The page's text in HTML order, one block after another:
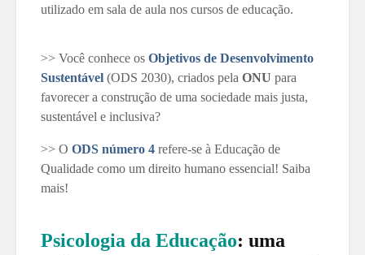
utilizado em sala de aula nos cursos de educação.
>> Você conhece os Objetivos de Desenvolvimento
Sustentável (ODS 2030), criados pela ONU para
favorecer a construção de uma sociedade mais justa,
sustentável e inclusiva?
>> O ODS número 4 refere-se à Educação de
Qualidade como um direito humano essencial! Saiba
mais!
Psicologia da Educação: uma